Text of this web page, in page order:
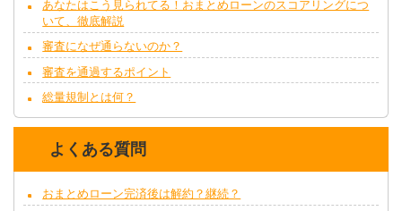
あなたはこう見られてる！おまとめローンのスコアリングにつ
いて、徹底解説
審査になぜ通らないのか？
審査を通過するポイント
総量規制とは何？
よくある質問
おまとめローン完済後は解約？継続？